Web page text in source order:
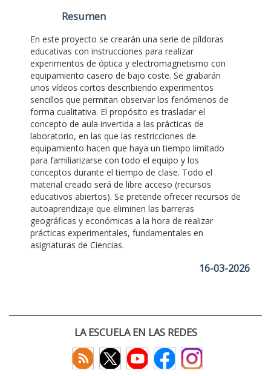
Resumen
En este proyecto se crearán una serie de píldoras
educativas con instrucciones para realizar
experimentos de óptica y electromagnetismo con
equipamiento casero de bajo coste. Se grabarán
unos vídeos cortos describiendo experimentos
sencillos que permitan observar los fenómenos de
forma cualitativa. El propósito es trasladar el
concepto de aula invertida a las prácticas de
laboratorio, en las que las restricciones de
equipamiento hacen que haya un tiempo limitado
para familiarizarse con todo el equipo y los
conceptos durante el tiempo de clase. Todo el
material creado será de libre acceso (recursos
educativos abiertos). Se pretende ofrecer recursos de
autoaprendizaje que eliminen las barreras
geográficas y económicas a la hora de realizar
prácticas experimentales, fundamentales en
asignaturas de Ciencias.
16-03-2026
LA ESCUELA EN LAS REDES